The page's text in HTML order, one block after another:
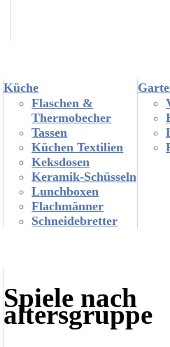
Küche
Flaschen &
Thermobecher
Tassen
Küchen Textilien
Keksdosen
Keramik-Schüsseln
Lunchboxen
Flachmänner
Schneidebretter
Spiele nach
altersgruppe